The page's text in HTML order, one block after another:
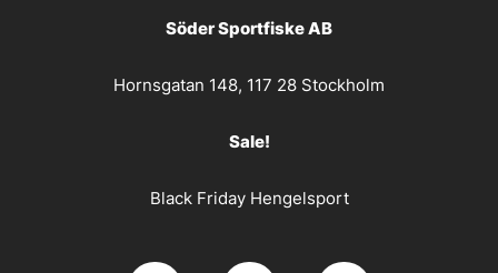
Söder Sportfiske AB
Hornsgatan 148, 117 28 Stockholm
Sale!
Black Friday Hengelsport